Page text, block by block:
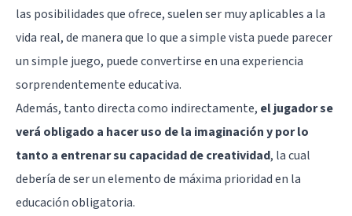
las posibilidades que ofrece, suelen ser muy aplicables a la
vida real, de manera que lo que a simple vista puede parecer
un simple juego, puede convertirse en una experiencia
sorprendentemente educativa.
Además, tanto directa como indirectamente, el jugador se
verá obligado a hacer uso de la imaginación y por lo
tanto a entrenar su capacidad de creatividad, la cual
debería de ser un elemento de máxima prioridad en la
educación obligatoria.